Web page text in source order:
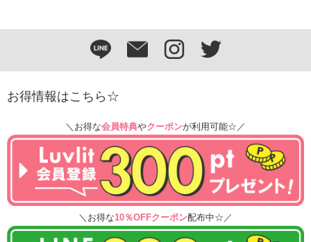
お得情報はこちら☆
＼お得な会員特典やクーポンが利用可能☆／
＼お得な10％OFFクーポン配布中☆／